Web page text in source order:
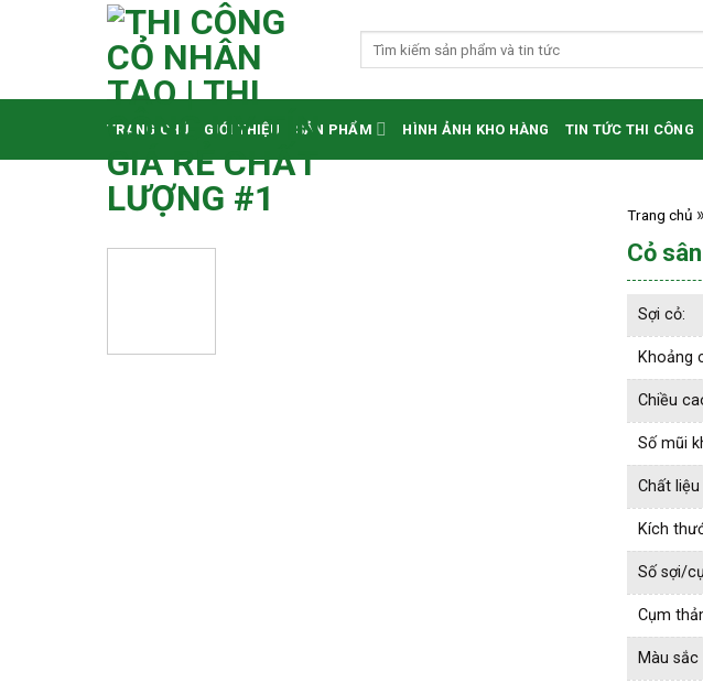
TRANG CHỦ GIỚI THIỆU SẢN PHẨM HÌNH ẢNH KHO HÀNG TIN TỨC THI CÔNG
Trang chủ
Cỏ
Sợi cỏ:
Khoảng
Chiều
Số mũi
Chất liệu
Kích
Số sợi/
Cụm
Màu sắc